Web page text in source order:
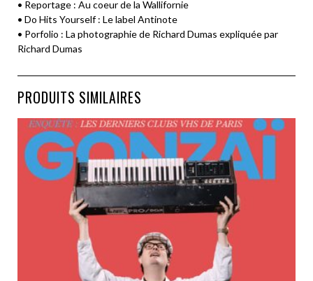
• Reportage : Au coeur de la Wallifornie
• Do Hits Yourself : Le label Antinote
• Porfolio : La photographie de Richard Dumas expliquée par
Richard Dumas
PRODUITS SIMILAIRES